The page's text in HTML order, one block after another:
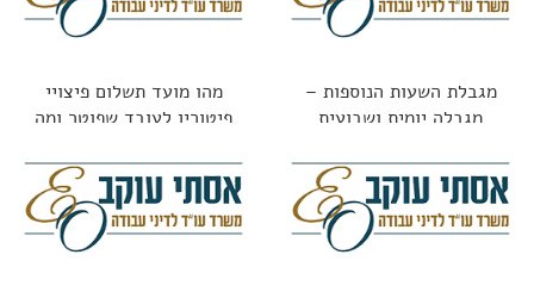
מגבלת השעות הנוספות –
מגבלה יומית ושבועית
מהו מועד תשלום פיצויי
פיטורין לעובד שפוטר ומה